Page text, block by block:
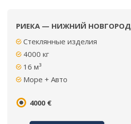
РИЕКА — НИЖНИЙ НОВГОРОД
Стеклянные изделия
4000 кг
16 м³
Море + Авто
4000 €